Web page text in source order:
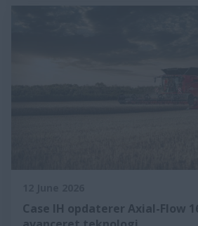
Case IH opdaterer Axial-Flow